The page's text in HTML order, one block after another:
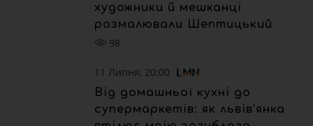
художники й мешканці
розмалювали Шептицький
98
11 Липня, 20:00
Від домашньої кухні до
супермаркетів: як львів’янка